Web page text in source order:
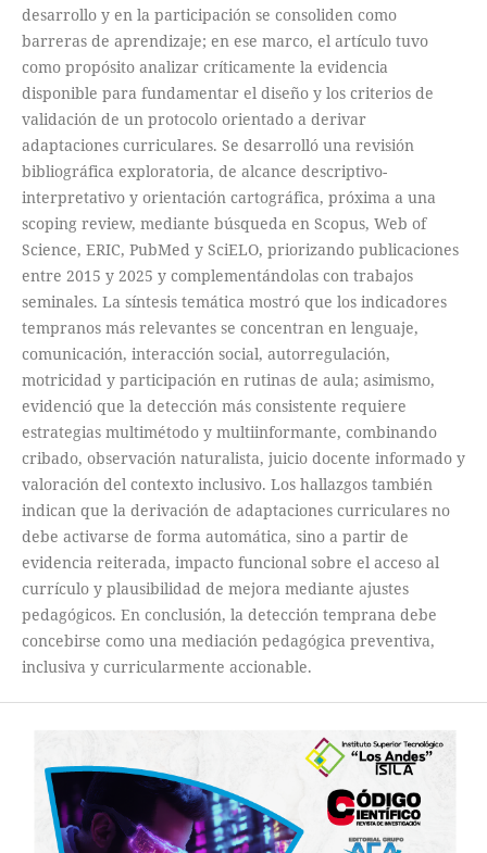
desarrollo y en la participación se consoliden como
barreras de aprendizaje; en ese marco, el artículo tuvo
como propósito analizar críticamente la evidencia
disponible para fundamentar el diseño y los criterios de
validación de un protocolo orientado a derivar
adaptaciones curriculares. Se desarrolló una revisión
bibliográfica exploratoria, de alcance descriptivo-
interpretativo y orientación cartográfica, próxima a una
scoping review, mediante búsqueda en Scopus, Web of
Science, ERIC, PubMed y SciELO, priorizando publicaciones
entre 2015 y 2025 y complementándolas con trabajos
seminales. La síntesis temática mostró que los indicadores
tempranos más relevantes se concentran en lenguaje,
comunicación, interacción social, autorregulación,
motricidad y participación en rutinas de aula; asimismo,
evidenció que la detección más consistente requiere
estrategias multimétodo y multiinformante, combinando
cribado, observación naturalista, juicio docente informado y
valoración del contexto inclusivo. Los hallazgos también
indican que la derivación de adaptaciones curriculares no
debe activarse de forma automática, sino a partir de
evidencia reiterada, impacto funcional sobre el acceso al
currículo y plausibilidad de mejora mediante ajustes
pedagógicos. En conclusión, la detección temprana debe
concebirse como una mediación pedagógica preventiva,
inclusiva y curricularmente accionable.